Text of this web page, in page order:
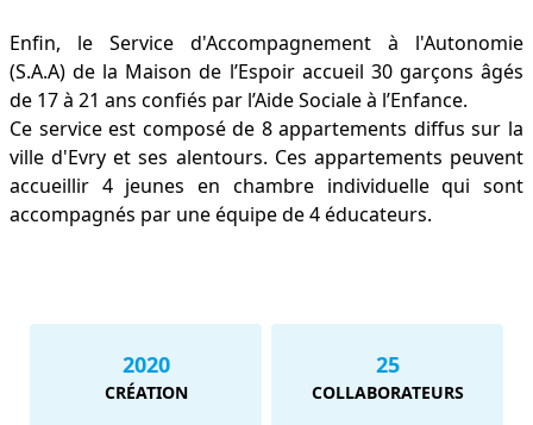
Enfin, le Service d'Accompagnement à l'Autonomie
(S.A.A) de la Maison de l’Espoir accueil 30 garçons âgés
de 17 à 21 ans confiés par l’Aide Sociale à l’Enfance.
Ce service est composé de 8 appartements diffus sur la
ville d'Evry et ses alentours. Ces appartements peuvent
accueillir 4 jeunes en chambre individuelle qui sont
accompagnés par une équipe de 4 éducateurs.
2020
CRÉATION
25
COLLABORATEURS